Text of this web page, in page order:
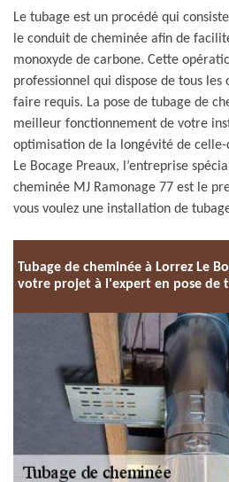
Le tubage est un procédé qui
le conduit de cheminée afin de
monoxyde de carbone. Cette
professionnel qui dispose de tous les
faire requis. La pose de tubage de
meilleur fonctionnement de votre
optimisation de la longévité de
Le Bocage Preaux, l’entreprise
cheminée MJ Ramonage 77 est le
vous voulez une installation de
Tubage de cheminée à Lorrez Le
votre projet à l'expert en pose de